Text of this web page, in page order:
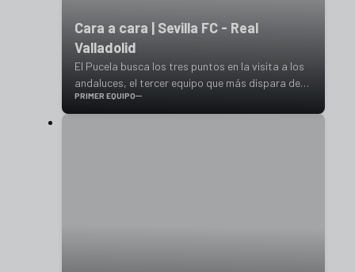
Cara a cara | Sevilla FC - Real
Valladolid
El Pucela busca los tres puntos en la visita a los
andaluces, el tercer equipo que más dispara de
toda Primera División
PRIMER EQUIPO